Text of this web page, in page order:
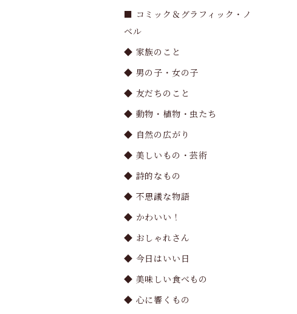
■ コミック＆グラフィック・ノ
ベル
◆ 家族のこと
◆ 男の子・女の子
◆ 友だちのこと
◆ 動物・植物・虫たち
◆ 自然の広がり
◆ 美しいもの・芸術
◆ 詩的なもの
◆ 不思議な物語
◆ かわいい！
◆ おしゃれさん
◆ 今日はいい日
◆ 美味しい食べもの
◆ 心に響くもの